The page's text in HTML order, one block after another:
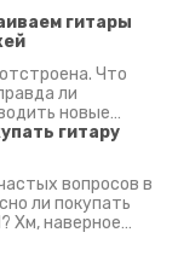
гитары
Что
ли
новые
- да.
:)
гитару
вопросов в
ли покупать